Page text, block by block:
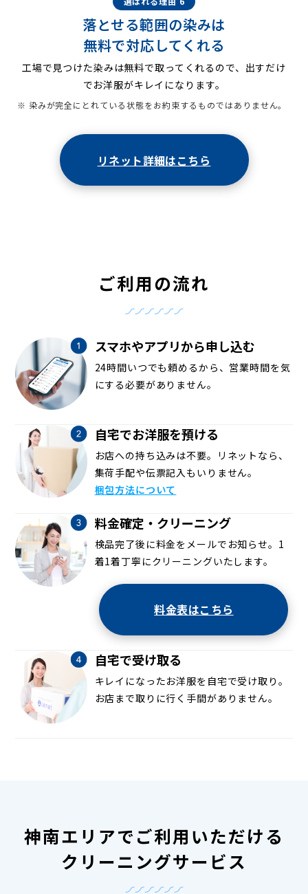
落とせる範囲の染みは
無料で対応してくれる
工場で見つけた染みは無料で取ってくれるので、出すだけ
でお洋服がキレイになります。
※ 染みが完全にとれている状態をお約束するものではありません。
リネット詳細はこちら
ご利用の流れ
スマホやアプリから申し込む
24時間いつでも頼めるから、営業時間を気
にする必要がありません。
自宅でお洋服を預ける
お店への持ち込みは不要。リネットなら、
集荷手配や伝票記入もいりません。
梱包方法について
料金確定・クリーニング
検品完了後に料金をメールでお知らせ。1
着1着丁寧にクリーニングいたします。
料金表はこちら
自宅で受け取る
キレイになったお洋服を自宅で受け取り。
お店まで取りに行く手間がありません。
神南エリアでご利用いただける
クリーニングサービス